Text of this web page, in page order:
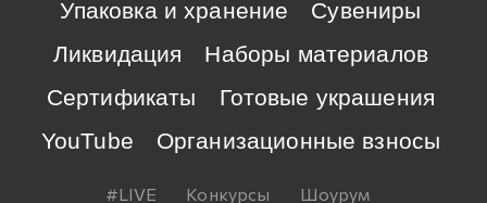
Упаковка и хранение
Сувениры
Ликвидация
Наборы материалов
Сертификаты
Готовые украшения
YouTube
Организационные взносы
#LIVE Конкурсы
Шоурум